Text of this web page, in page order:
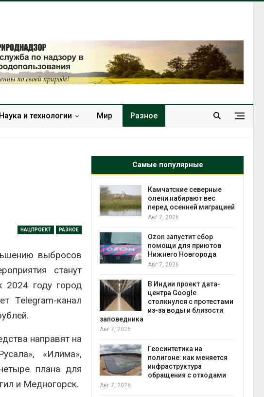
Наука и технологии Мир Разное
НАЦПРОЕКТ РАЗНОЕ
выбросов
станут
2024 году город
Telegram-канал
направят на
«Илима»,
плана для
и Медногорск.
Самые популярные
экологический контроль
ушёл от проверок к
Южная Корея ускорит
развитие солнечной
спроса со стороны ИИ
Приток воды в
водохранилища Волги и
Камы в августе может
Камчатские северные
олени набирают вес
перед осенней миграцией
Авг 7, 2026
Ozon запустит сбор
помощи для приютов
Нижнего Новгорода
Авг 7, 2026
В Индии проект дата-
центра Google
столкнулся с протестами
из-за воды и близости
заповедника
Авг 7, 2026
Геосинтетика на
полигоне: как меняется
инфраструктура
обращения с отходами
Авг 7, 2026